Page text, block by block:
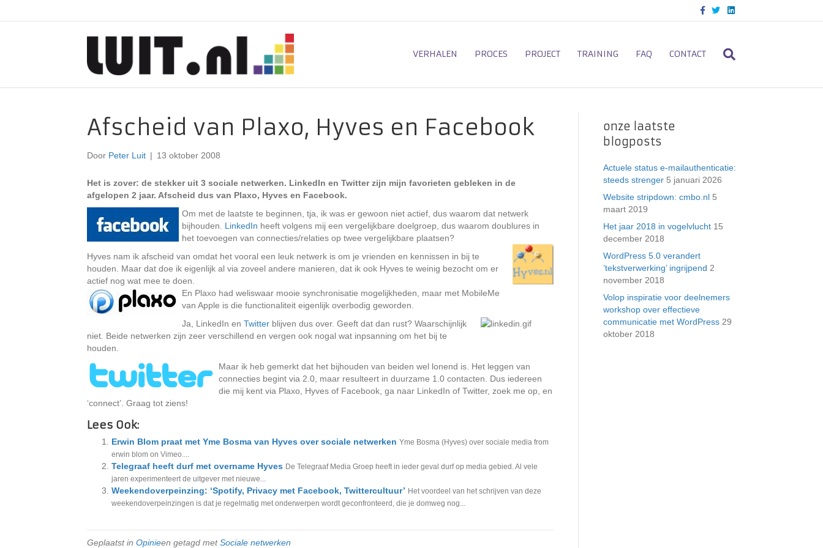
c
o
o
T
i
e
L
n
d
VERHALEN PROCES PROJECT TRAINING FAQ CONTACT
Afscheid van Plaxo, Hyves en Facebook
Door Peter Luit | 13 oktober 2008
Het is zover: de stekker uit 3 sociale netwerken. LinkedIn en Twitter zijn mijn favorieten gebleken in de
afgelopen 2 jaar. Afscheid dus van Plaxo, Hyves en Facebook.
Om met de laatste te beginnen, tja, ik was er gewoon niet actief, dus waarom dat netwerk
bijhouden. LinkedIn heeft volgens mij een vergelijkbare doelgroep, dus waarom doublures in
het toevoegen van connecties/relaties op twee vergelijkbare plaatsen?
Hyves nam ik afscheid van omdat het vooral een leuk netwerk is om je vrienden en kennissen in bij te
houden. Maar dat doe ik eigenlijk al via zoveel andere manieren, dat ik ook Hyves te weinig bezocht om er
actief nog wat mee te doen.
En Plaxo had weliswaar mooie synchronisatie mogelijkheden, maar met MobileMe
van Apple is die functionaliteit eigenlijk overbodig geworden.
Ja, LinkedIn en Twitter blijven dus over. Geeft dat dan rust? Waarschijnlijk
niet. Beide netwerken zijn zeer verschillend en vergen ook nogal wat inpsanning om het bij te
houden.
Maar ik heb gemerkt dat het bijhouden van beiden wel lonend is. Het leggen van
connecties begint via 2.0, maar resulteert in duurzame 1.0 contacten. Dus iedereen
die mij kent via Plaxo, Hyves of Facebook, ga naar LinkedIn of Twitter, zoek me op, en
‘connect’. Graag tot ziens!
Lees Ook:
Erwin Blom praat met Yme Bosma van Hyves over sociale netwerken Yme Bosma (Hyves) over sociale media from
erwin blom on Vimeo....
Telegraaf heeft durf met overname Hyves De Telegraaf Media Groep heeft in ieder geval durf op media gebied. Al vele
jaren experimenteert de uitgever met nieuwe...
Weekendoverpeinzing: ‘Spotify, Privacy met Facebook, Twittercultuur’ Het voordeel van het schrijven van deze
weekendoverpeinzingen is dat je regelmatig met onderwerpen wordt geconfronteerd, die je domweg nog...
Geplaatst in Opinieen getagd metSociale netwerken
onze laatste
blogposts
Actuele status e-mailauthenticatie:
steeds strenger 5 januari 2026
Website stripdown: cmbo.nl 5
maart 2019
Het jaar 2018 in vogelvlucht 15
december 2018
WordPress 5.0 verandert
’tekstverwerking’ ingrijpend 2
november 2018
Volop inspiratie voor deelnemers
workshop over effectieve
communicatie met WordPress 29
oktober 2018